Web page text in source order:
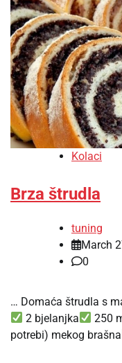
Kolaci
Brza štrudla
tuning
March
0
… Domaća štrudla s
2 bjelanjka
250
potrebi) mekog brašna